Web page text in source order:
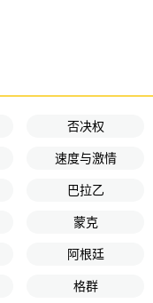
否决权
速度与激情
巴拉乙
蒙克
阿根廷
格群